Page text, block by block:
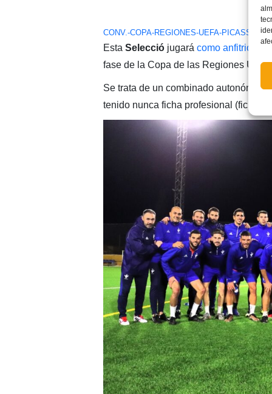
CONV.-COPA-REGIONES-UEFA-PICASSENT-
Esta Selecciójugará como anfitriona
fase de la Copa de las Regiones
Se trata de un combinado
tenido nunca ficha profesional (ficha